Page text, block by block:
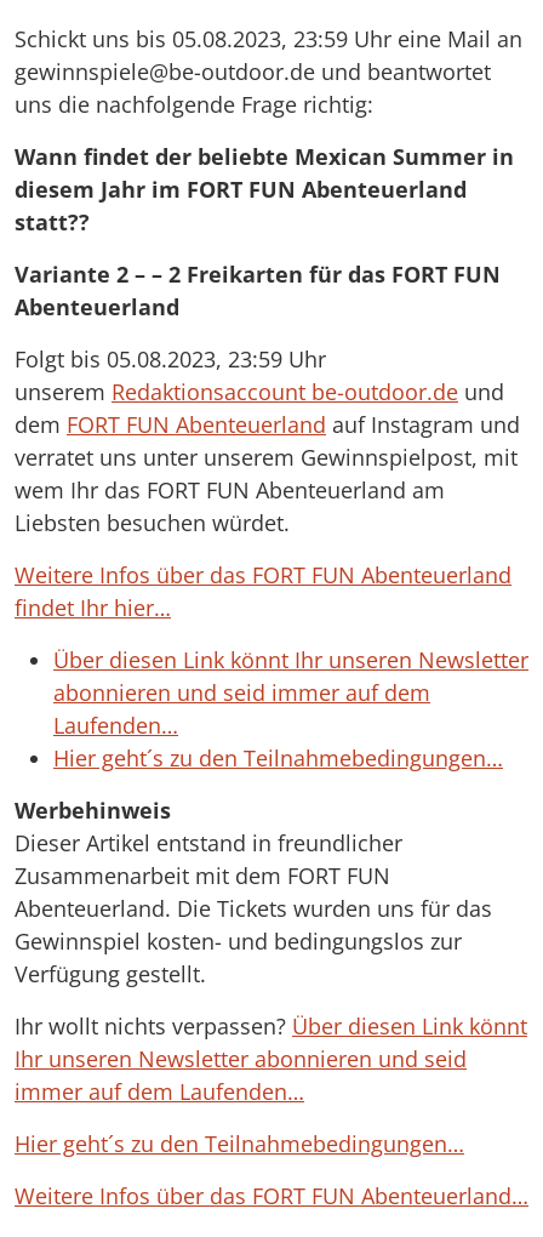
Schickt uns bis 05.08.2023, 23:59 Uhr eine Mail an
gewinnspiele@be-outdoor.de und beantwortet
uns die nachfolgende Frage richtig:
Wann findet der beliebte Mexican Summer in
diesem Jahr im FORT FUN Abenteuerland
statt??
Variante 2 – – 2 Freikarten für das FORT FUN
Abenteuerland
Folgt bis 05.08.2023, 23:59 Uhr
unserem Redaktionsaccount be-outdoor.de und
dem FORT FUN Abenteuerland auf Instagram und
verratet uns unter unserem Gewinnspielpost, mit
wem Ihr das FORT FUN Abenteuerland am
Liebsten besuchen würdet.
Weitere Infos über das FORT FUN Abenteuerland
findet Ihr hier…
Über diesen Link könnt Ihr unseren Newsletter
abonnieren und seid immer auf dem
Laufenden…
Hier geht´s zu den Teilnahmebedingungen…
Werbehinweis
Dieser Artikel entstand in freundlicher
Zusammenarbeit mit dem FORT FUN
Abenteuerland. Die Tickets wurden uns für das
Gewinnspiel kosten- und bedingungslos zur
Verfügung gestellt.
Ihr wollt nichts verpassen? Über diesen Link könnt
Ihr unseren Newsletter abonnieren und seid
immer auf dem Laufenden…
Hier geht´s zu den Teilnahmebedingungen…
Weitere Infos über das FORT FUN Abenteuerland…